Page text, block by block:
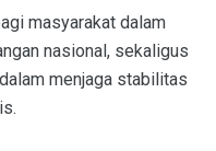
masyarakat dalam
nasional, sekaligus
menjaga stabilitas